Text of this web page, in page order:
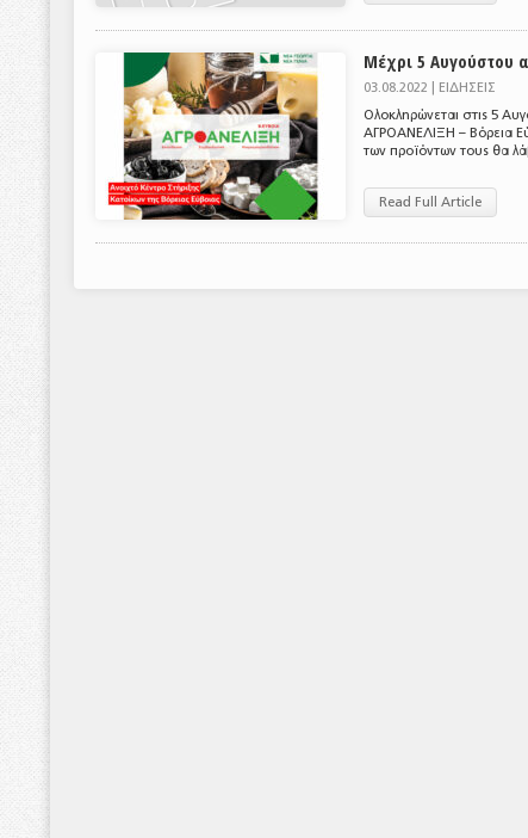
Μέχρι 5 Αυγούστου
03.08.2022 | ΕΙΔΗΣΕΙΣ
Ολοκληρώνεται στις 5
ΑΓΡΟΑΝΕΛΙΞΗ – Βόρεια
των προϊόντων τους θα
Read Full Article